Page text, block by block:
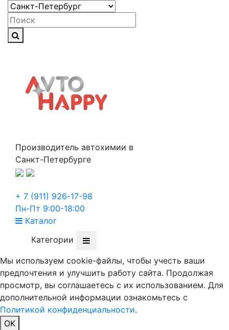
Производитель автохимии в
Санкт-Петербурге
+ 7 (911) 926-17-98
Пн-Пт 9:00-18:00
Каталог
Категории
Мы используем cookie-файлы, чтобы учесть ваши
предпочтения и улучшить работу сайта. Продолжая
просмотр, вы соглашаетесь с их использованием. Для
дополнительной информации ознакомьтесь с
Политикой конфиденциальности.
OK